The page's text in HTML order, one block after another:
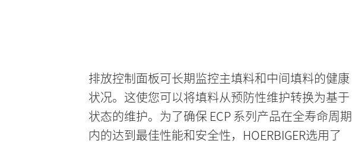
排放控制面板可长期监控主填料和中间填料的健康
状况。这使您可以将填料从预防性维护转换为基于
状态的维护。为了确保 ECP 系列产品在全寿命周期
内的达到最佳性能和安全性，HOERBIGER选用了